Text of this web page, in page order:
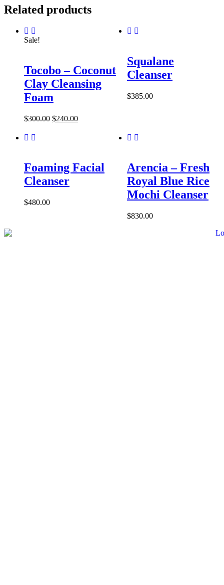
-
150ml
Related products
Sale!
Tocobo – Coconut
Clay Cleansing
Foam
$300.00 $240.00
Squalane
Cleanser
$385.00
Foaming Facial
Cleanser
$480.00
Arencia – Fresh
Royal Blue Rice
Mochi Cleanser
$830.00